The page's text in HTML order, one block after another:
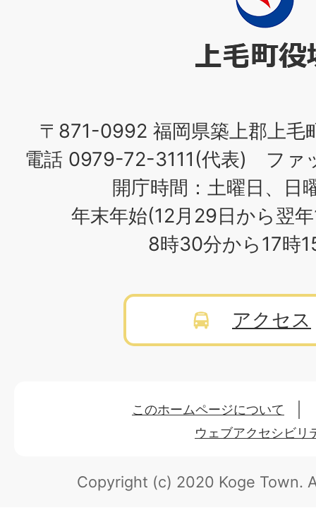
〒871-0992 福岡県築上郡上毛
電話 0979-72-3111(代表) ファ
開庁時間：土曜日、日
年末年始(12月29日から翌
8時30分から17時
アクセス
このホームページについて
ウェブアクセシビリ
Copyright (c) 2020 Koge Town.